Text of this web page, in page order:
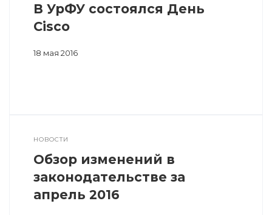
В УрФУ состоялся День
Cisco
18 мая 2016
НОВОСТИ
Обзор изменений в
законодательстве за
апрель 2016